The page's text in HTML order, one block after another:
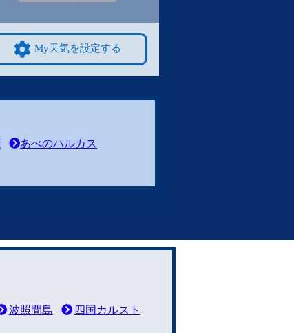
My天気を設定する
あべのハルカス
波照間島 四国カルスト